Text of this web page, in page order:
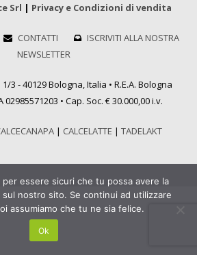
Srl | Privacy e Condizioni di vendita
CONTATTI
ISCRIVITI ALLA NOSTRA
NEWSLETTER
3 - 40129 Bologna, Italia • R.E.A. Bologna
02985571203 • Cap. Soc. € 30.000,00 i.v.
| CALCELATTE | TADELAKT
per essere sicuri che tu possa avere la
sul nostro sito. Se continui ad utilizzare
assumiamo che tu ne sia felice.
Ok